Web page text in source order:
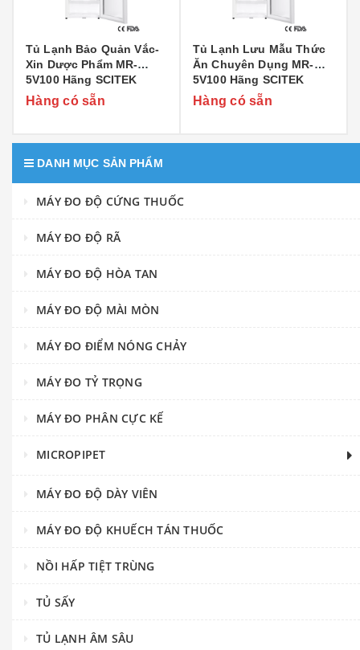
Tủ Lạnh Bảo Quản Vắc-
Xin Dược Phẩm MR-
5V100 Hãng SCITEK
Hàng có sẵn
Tủ Lạnh Lưu Mẫu Thức
Ăn Chuyên Dụng MR-
5V100 Hãng SCITEK
Hàng có sẵn
DANH MỤC SẢN PHẨM
MÁY ĐO ĐỘ CỨNG THUỐC
MÁY ĐO ĐỘ RÃ
MÁY ĐO ĐỘ HÒA TAN
MÁY ĐO ĐỘ MÀI MÒN
MÁY ĐO ĐIỂM NÓNG CHẢY
MÁY ĐO TỶ TRỌNG
MÁY ĐO PHÂN CỰC KẾ
MICROPIPET
MÁY ĐO ĐỘ DÀY VIÊN
MÁY ĐO ĐỘ KHUẾCH TÁN THUỐC
NỒI HẤP TIỆT TRÙNG
TỦ SẤY
TỦ LẠNH ÂM SÂU